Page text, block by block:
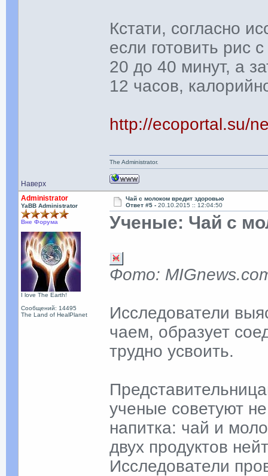
Кстати, согласно
если готовить рис
20 до 40 минут, а
12 часов,
http://ecoportal.su/
Наверх
The Administrator.
Administrator
YaBB Administrator
Вне Форума
I love The Earth!
Сообщений: 14495
The Land of HealPlanet
Чай с молоком вредит здоровью
Ответ #5 -20.10.2015 :: 12:04:50
Ученые: Чай с
Фото:
Исследователи
чаем, образует
трудно усвоить.
ученые советуют
напитка: чай и
двух продуктов
Исследователи